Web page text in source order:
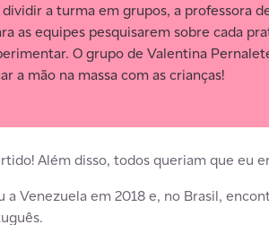
a turma em grupos, a professora
as equipes pesquisarem sobre cada
O grupo de Valentina
a mão na massa com as crianças!
Além disso, todos queriam que eu
a Venezuela em 2018 e, no Brasil,